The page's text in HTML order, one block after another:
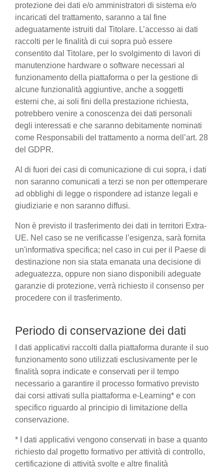
protezione dei dati e/o amministratori di sistema e/o
incaricati del trattamento, saranno a tal fine
adeguatamente istruiti dal Titolare. L’accesso ai dati
raccolti per le finalità di cui sopra può essere
consentito dal Titolare, per lo svolgimento di lavori di
manutenzione hardware o software necessari al
funzionamento della piattaforma o per la gestione di
alcune funzionalità aggiuntive, anche a soggetti
esterni che, ai soli fini della prestazione richiesta,
potrebbero venire a conoscenza dei dati personali
degli interessati e che saranno debitamente nominati
come Responsabili del trattamento a norma dell’art. 28
del GDPR.
Al di fuori dei casi di comunicazione di cui sopra, i dati
non saranno comunicati a terzi se non per ottemperare
ad obblighi di legge o rispondere ad istanze legali e
giudiziarie e non saranno diffusi.
Non è previsto il trasferimento dei dati in territori Extra-
UE. Nel caso se ne verificasse l’esigenza, sarà fornita
un'informativa specifica; nel caso in cui per il Paese di
destinazione non sia stata emanata una decisione di
adeguatezza, oppure non siano disponibili adeguate
garanzie di protezione, verrà richiesto il consenso per
procedere con il trasferimento.
Periodo di conservazione dei dati
I dati applicativi raccolti dalla piattaforma durante il suo
funzionamento sono utilizzati esclusivamente per le
finalità sopra indicate e conservati per il tempo
necessario a garantire il processo formativo previsto
dai corsi attivati sulla piattaforma e-Learning* e con
specifico riguardo al principio di limitazione della
conservazione.
* I dati applicativi vengono conservati in base a quanto
richiesto dal progetto formativo per attività di controllo,
certificazione di attività svolte e altre finalità